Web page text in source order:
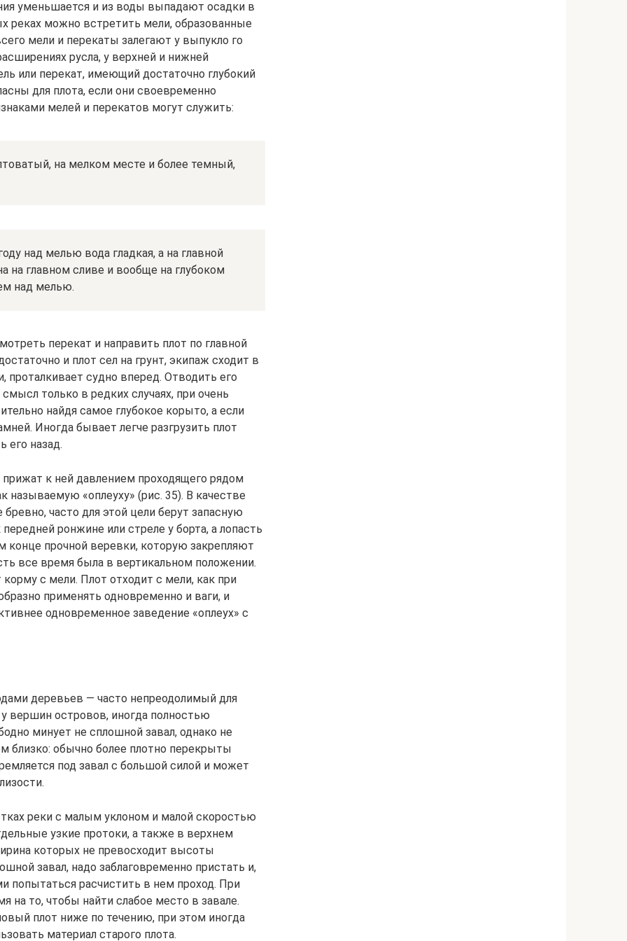
уменьшается и из воды выпадают осадки в
реках можно встретить мели, образованные
мели и перекаты залегают у выпукло го
русла, у верхней и нижней
или перекат, имеющий достаточно глубокий
для плота, если они своевременно
мелей и перекатов могут служить:
на мелком месте и более темный,
над мелью вода гладкая, а на главной
на главном сливе и вообще на глубоком
над мелью.
перекат и направить плот по главной
и плот сел на грунт, экипаж сходит в
проталкивает судно вперед. Отводить его
только в редких случаях, при очень
найдя самое глубокое корыто, а если
Иногда бывает легче разгрузить плот
его назад.
прижат к ней давлением проходящего рядом
называемую «оплеуху» (рис. 35). В качестве
часто для этой цели берут запасную
ронжине или стреле у борта, а лопасть
конце прочной веревки, которую закрепляют
все время была в вертикальном положении.
с мели. Плот отходит с мели, как при
применять одновременно и ваги, и
одновременное заведение «оплеух» с
деревьев — часто непреодолимый для
вершин островов, иногда полностью
минует не сплошной завал, однако не
близко: обычно более плотно перекрыты
под завал с большой силой и может
реки с малым уклоном и малой скоростью
узкие протоки, а также в верхнем
которых не превосходит высоты
завал, надо заблаговременно пристать и,
попытаться расчистить в нем проход. При
на то, чтобы найти слабое место в завале.
плот ниже по течению, при этом иногда
материал старого плота.